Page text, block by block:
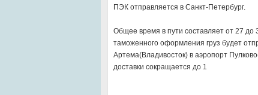
ПЭК отправляется в Санкт-Петербург.
Общее время в пути составляет от 27
таможенного оформления груз будет
Артема(Владивосток) в аэропорт
доставки сокращается до 1